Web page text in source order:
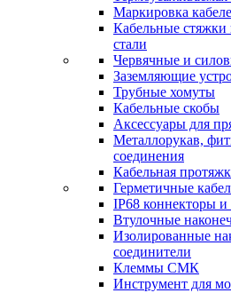
Маркировка
Кабельные
стали
Червячные и
Заземляющие
Трубные хомуты
Кабельные скобы
Аксессуары для
Металлорукав,
соединения
Кабельная
Герметичные
IP68 коннекторы и
Втулочные
Изолированные
соединители
Клеммы СМК
Инструмент для